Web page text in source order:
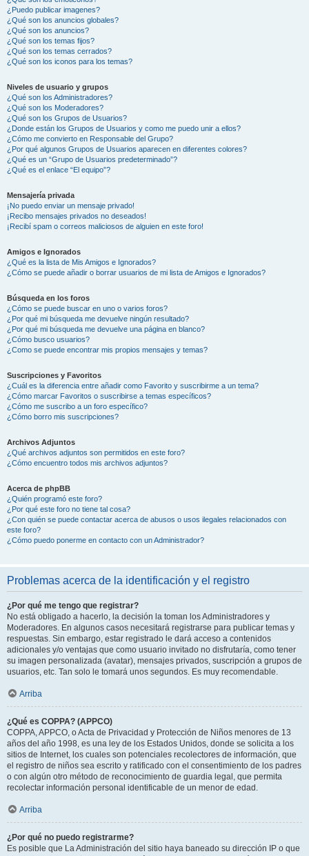
¿Puedo publicar imagenes?
¿Qué son los anuncios globales?
¿Qué son los anuncios?
¿Qué son los temas fijos?
¿Qué son los temas cerrados?
¿Qué son los iconos para los temas?
Niveles de usuario y grupos
¿Qué son los Administradores?
¿Qué son los Moderadores?
¿Qué son los Grupos de Usuarios?
¿Donde están los Grupos de Usuarios y como me puedo unir a ellos?
¿Cómo me convierto en Responsable del Grupo?
¿Por qué algunos Grupos de Usuarios aparecen en diferentes colores?
¿Qué es un “Grupo de Usuarios predeterminado”?
¿Qué es el enlace “El equipo”?
Mensajería privada
¡No puedo enviar un mensaje privado!
¡Recibo mensajes privados no deseados!
¡Recibí spam o correos maliciosos de alguien en este foro!
Amigos e Ignorados
¿Qué es la lista de Mis Amigos e Ignorados?
¿Cómo se puede añadir o borrar usuarios de mi lista de Amigos e Ignorados?
Búsqueda en los foros
¿Cómo se puede buscar en uno o varios foros?
¿Por qué mi búsqueda me devuelve ningún resultado?
¿Por qué mi búsqueda me devuelve una página en blanco?
¿Cómo busco usuarios?
¿Como se puede encontrar mis propios mensajes y temas?
Suscripciones y Favoritos
¿Cuál es la diferencia entre añadir como Favorito y suscribirme a un tema?
¿Cómo marcar Favoritos o suscribirse a temas específicos?
¿Cómo me suscribo a un foro específico?
¿Cómo borro mis suscripciones?
Archivos Adjuntos
¿Qué archivos adjuntos son permitidos en este foro?
¿Cómo encuentro todos mis archivos adjuntos?
Acerca de phpBB
¿Quién programó este foro?
¿Por qué este foro no tiene tal cosa?
¿Con quién se puede contactar acerca de abusos o usos ilegales relacionados con
este foro?
¿Cómo puedo ponerme en contacto con un Administrador?
Problemas acerca de la identificación y el registro
¿Por qué me tengo que registrar?
No está obligado a hacerlo, la decisión la toman los Administradores y
Moderadores. En algunos casos necesitará registrarse para publicar temas y
respuestas. Sin embargo, estar registrado le dará acceso a contenidos
adicionales y/o ventajas que como usuario invitado no disfrutaría, como tener
su imagen personalizada (avatar), mensajes privados, suscripción a grupos de
usuarios, etc. Tan solo le tomará unos segundos. Es muy recomendable.
Arriba
¿Qué es COPPA? (APPCO)
COPPA, APPCO, o Acta de Privacidad y Protección de Niños menores de 13
años del año 1998, es una ley de los Estados Unidos, donde se solicita a los
sitios de Internet, los cuales son potenciales recolectores de información, que
el registro de niños sea escrito y ratificado con el consentimiento de los padres
o con algún otro método de reconocimiento de guardia legal, que permita
recolectar información personal identificable de un menor de edad.
Arriba
¿Por qué no puedo registrarme?
Es posible que La Administración del sitio haya baneado su dirección IP o que